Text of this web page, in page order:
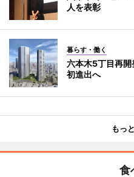
人を表彰
暮らす・働く
六本木5丁目再
初進出へ
もっ
食